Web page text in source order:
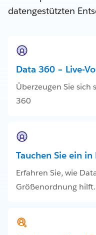
datengestützten
Data 360 – Live-
Überzeugen Sie sich
360
Tauchen Sie ein
Erfahren Sie, wie
Größenordnung hilft.